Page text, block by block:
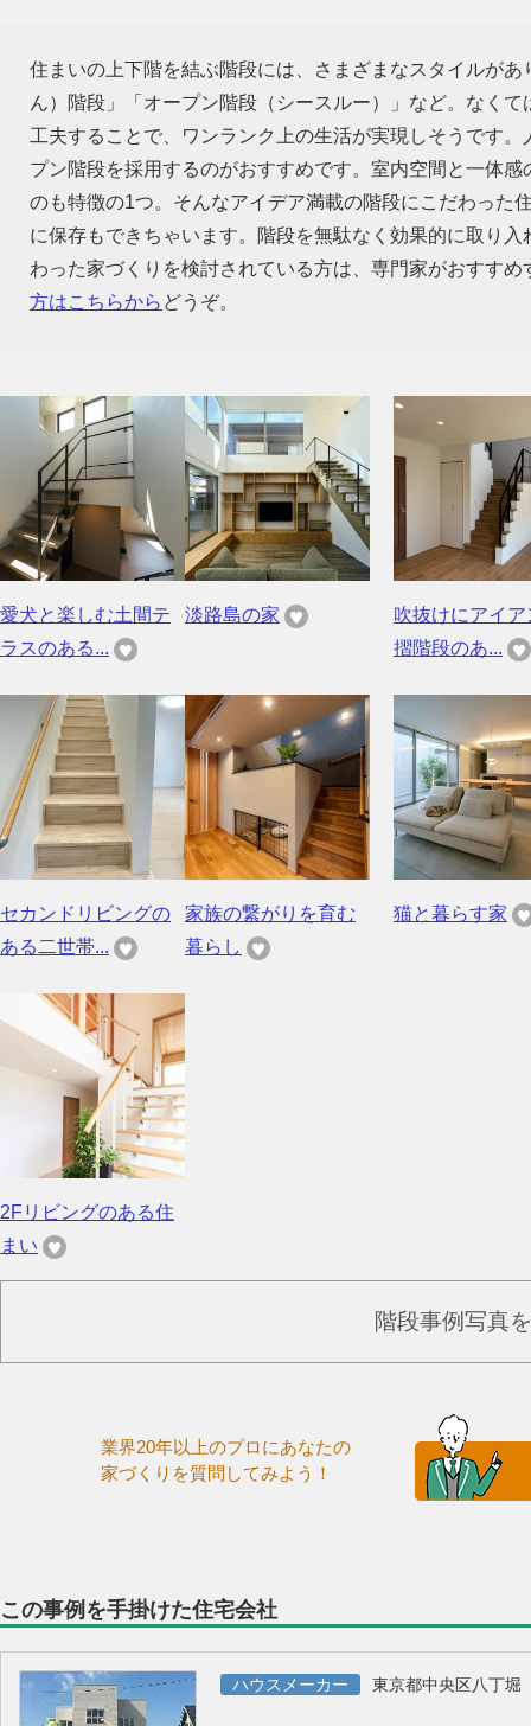
住まいの上下階を結ぶ階段には、さまざまなスタイルが
ん）階段」「オープン階段（シースルー）」など。なく
工夫することで、ワンランク上の生活が実現しそうです
プン階段を採用するのがおすすめです。室内空間と一体
のも特徴の1つ。そんなアイデア満載の階段にこだわった
に保存もできちゃいます。階段を無駄なく効果的に取り
わった家づくりを検討されている方は、専門家がおすす
方はこちらから どうぞ。
愛犬と楽しむ土間テ
ラスのある...
淡路島の家
吹抜けにアイア
摺階段のあ...
セカンドリビングの
ある二世帯...
家族の繋がりを育む
暮らし
猫と暮らす家
2Fリビングのある住
まい
階段事例写真
業界20年以上のプロにあなたの
家づくりを質問してみよう！
この事例を手掛けた住宅会社
ハウスメーカー 東京都中央区八丁堀